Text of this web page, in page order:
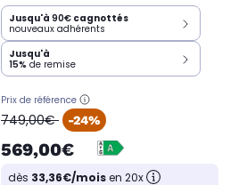
Jusqu'à 90€ cagnottés
nouveaux adhérents
Jusqu'à
15% de remise
Prix de référence
oldPrice
749,00€ -24%
569,00€
dès 33,36€/moisen 20x